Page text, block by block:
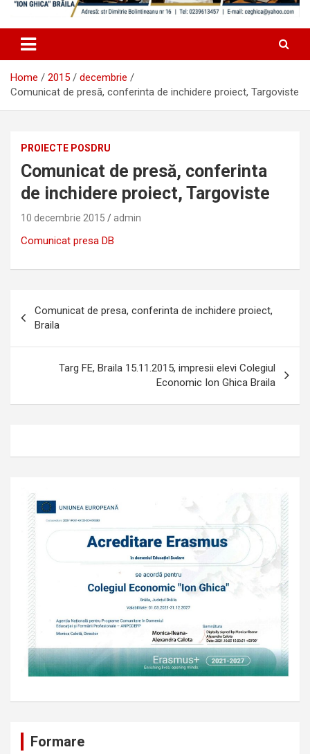
Home 2015
decembrie
Comunicat de presă, conferinta de inchidere proiect, Targoviste
PROIECTE POSDRU
Comunicat de presă, conferinta
de inchidere proiect, Targoviste
10 decembrie 2015 admin
Comunicat presa DB
în
articole
Comunicat de presa, conferinta de inchidere proiect,
Braila
Targ FE, Braila 15.11.2015, impresii elevi Colegiul
Economic Ion Ghica Braila
Formare